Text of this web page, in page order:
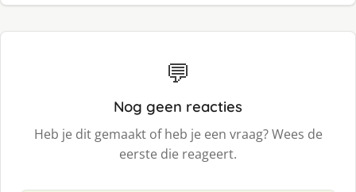
💬
Nog geen reacties
Heb je dit gemaakt of heb je een vraag? Wees de
eerste die reageert.